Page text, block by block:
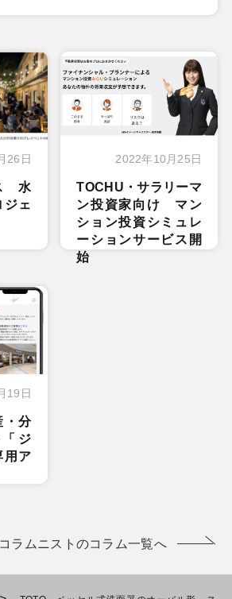
26日
水
ジェ
2022年10月25日
TOCHU・サラリーマ
ン投資家向け マン
ション投資シミュレ
ーションサービス開
始
19日
・分
ジ
用ア
ラムニストのコラム一覧へ